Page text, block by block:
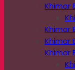
Khimar
Khimar
Khimar
Khimar